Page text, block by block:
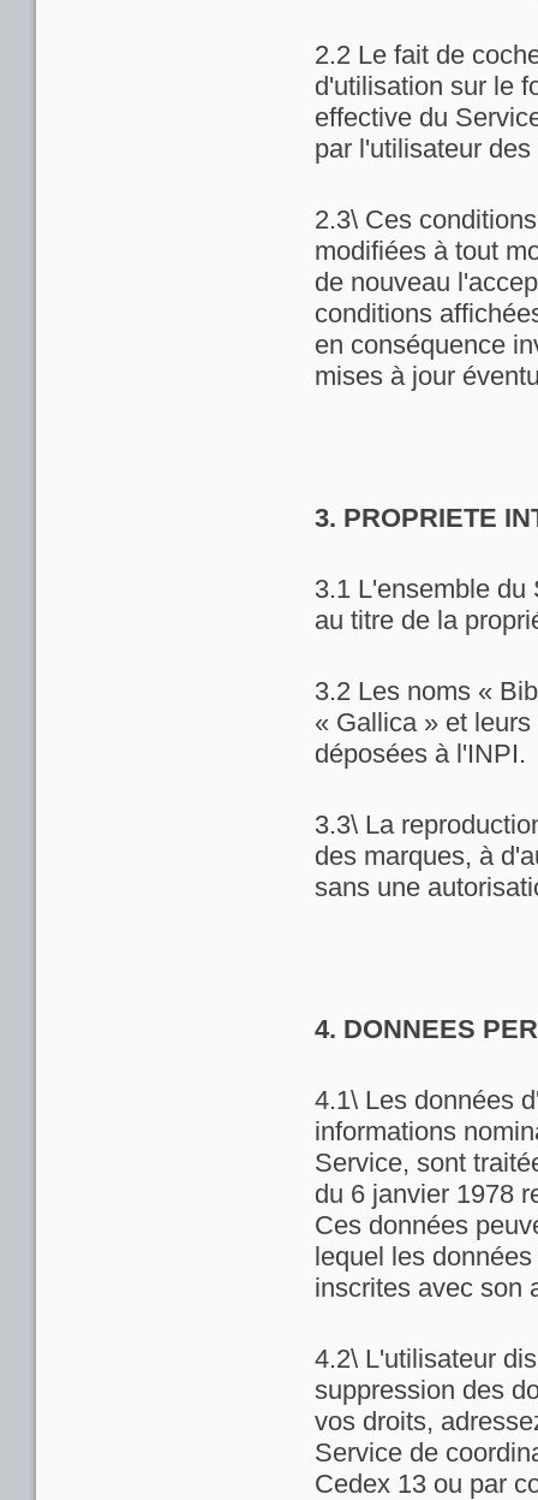
2.2 Le fait de
d'utilisation sur le
effective du
par l'utilisateur
2.3\ Ces
modifiées à tout
de nouveau
conditions
en conséquence
mises à jour
3. PROPRIETE
3.1 L'ensemble du
au titre de la
3.2 Les noms «
« Gallica » et
déposées à l'INPI.
3.3\ La
des marques, à
sans une
4. DONNEES
4.1\ Les données
informations
Service, sont
du 6 janvier 1978
Ces données
lequel les
inscrites avec son
4.2\ L'utilisateur
suppression des
vos droits,
Service de
Cedex 13 ou par